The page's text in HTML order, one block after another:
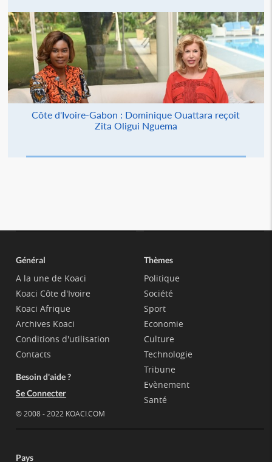
Côte d'Ivoire-Gabon : Dominique Ouattara reçoit
Zita Oligui Nguema
Général
A la une de Koaci
Koaci Côte d'Ivoire
Koaci Afrique
Archives Koaci
Conditions d'utilisation
Contacts
Besoin d'aide ?
Se Connecter
© 2008 - 2022 KOACI.COM
Thèmes
Politique
Société
Sport
Economie
Culture
Technologie
Tribune
Evènement
Santé
Pays